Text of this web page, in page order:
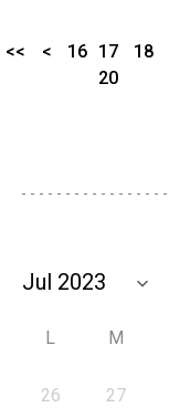
<< < 16 17 18
20
L M
26 27